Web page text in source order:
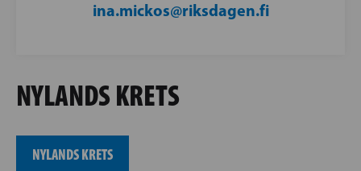
ina.mickos@riksdagen.fi
NYLANDS KRETS
NYLANDS KRETS